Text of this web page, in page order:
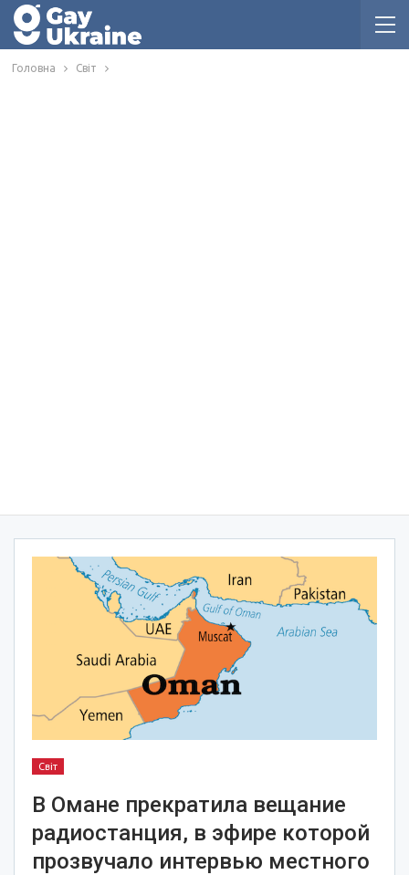
Головна Світ
Світ
В Омане прекратила вещание
радиостанция, в эфире которой
прозвучало интервью местного